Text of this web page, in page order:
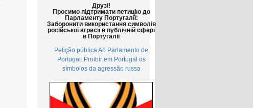
Друзі!
Просимо підтримати петицію до
Парламенту Португалії:
Заборонити використання символів
російської агресії в публічній сфері
в Португалії
Petição pública Ao Parlamento de
Portugal: Proibir em Portugal os
símbolos da agressão russa